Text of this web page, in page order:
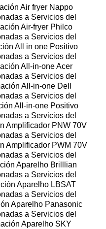
Air fryer Nappo
a Servicios del
Air-fryer Philco
a Servicios del
All in one Positivo
a Servicios del
All-in-one Acer
a Servicios del
All-in-one Dell
a Servicios del
All-in-one Positivo
a Servicios del
Amplificador PNW 70V
a Servicios del
Amplificador PWM 70V
a Servicios del
Aparelho Brilllian
a Servicios del
Aparelho LBSAT
a Servicios del
Aparelho Panasonic
a Servicios del
Aparelho SKY